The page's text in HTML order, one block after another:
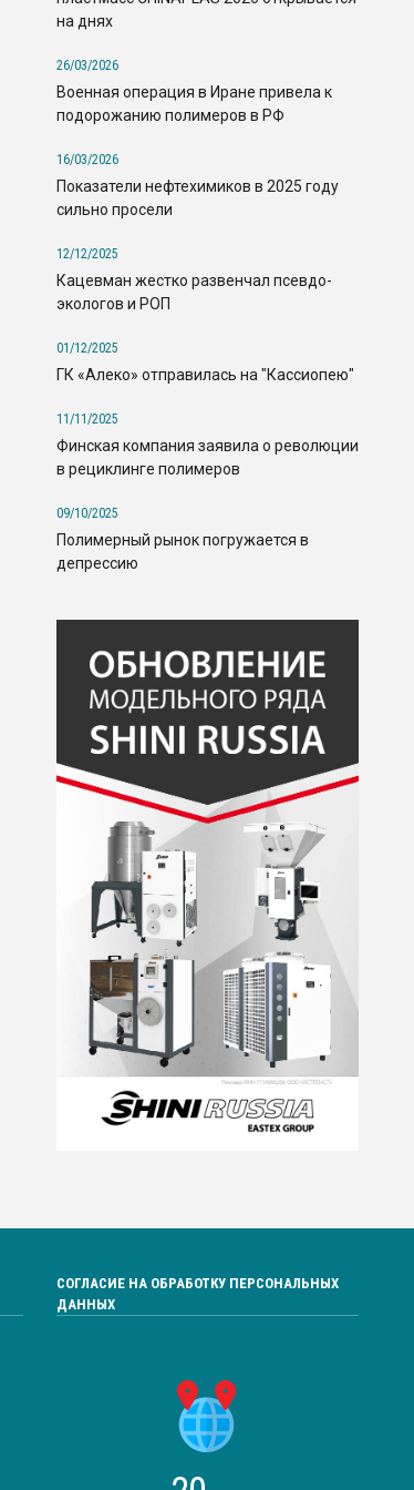
на днях
26/03/2026
Военная операция в Иране привела к
подорожанию полимеров в РФ
16/03/2026
Показатели нефтехимиков в 2025 году
сильно просели
12/12/2025
Кацевман жестко развенчал псевдо-
экологов и РОП
01/12/2025
ГК «Алеко» отправилась на "Кассиопею"
11/11/2025
Финская компания заявила о революции
в рециклинге полимеров
09/10/2025
Полимерный рынок погружается в
депрессию
СОГЛАСИЕ НА ОБРАБОТКУ ПЕРСОНАЛЬНЫХ
ДАННЫХ